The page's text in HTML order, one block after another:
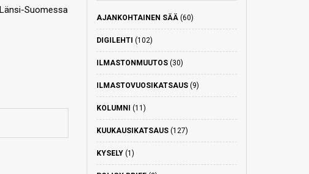
Suomessa
AJANKOHTAINEN SÄÄ(60)
DIGILEHTI (102)
ILMASTONMUUTOS(30)
ILMASTOVUOSIKATSAUS(9)
KOLUMNI (11)
KUUKAUSIKATSAUS(127)
KYSELY(1)